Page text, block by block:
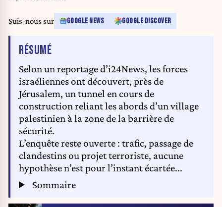
Suis-nous sur GOOGLE NEWS GOOGLE DISCOVER
RÉSUMÉDE L'ARTICLE
Selon un reportage d’i24News, les forces
israéliennes ont découvert, près de
Jérusalem, un tunnel en cours de
construction reliant les abords d’un village
palestinien à la zone de la barrière de
sécurité.
L’enquête reste ouverte : trafic, passage de
clandestins ou projet terroriste, aucune
hypothèse n’est pour l’instant écartée...
Sommaire